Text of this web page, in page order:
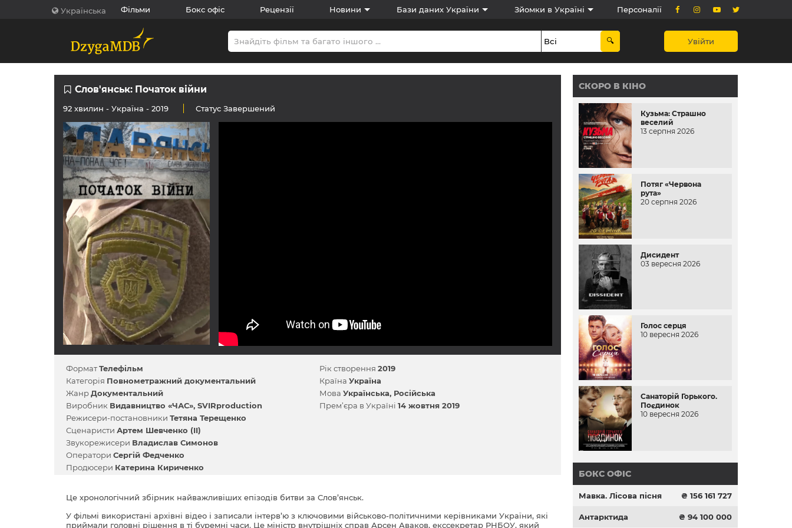
Українська Фільми Бокс офіс Рецензії Новини Бази даних України Зйомки в Україні Персоналії
Увійти
Слов'янськ: Початок війни
92 хвилин - Україна - 2019 Статус Завершений
ФорматТелефільм
Категорія Повнометражний документальний
ЖанрДокументальний
Виробник Видавництво «ЧАС» SVIRproduction
Режисери-постановники Тетяна Терещенко
Сценаристи Артем Шевченко (II)
Звукорежисери Владислав Симонов
Оператори Сергій Федченко
Продюсери Катерина Кириченко
Рік створення 2019
Країна Україна
Мова Українська Російська
Прем’єра в Україні 14 жовтня 2019
Це хронологічний збірник найважливіших епізодів битви за Слов’янськ.
У фільмі використані архівні відео і записали інтерв’ю з ключовими військово-політичними керівниками України, які
приймали головні рішення в ті буремні часи. Це міністр внутрішніх справ Арсен Аваков, екссекретар РНБОУ, який
СКОРО В КІНО
Кузьма: Страшно
веселий
13 серпня 2026
Потяг «Червона
рута»
20 серпня 2026
Дисидент
03 вересня 2026
Голос серця
10 вересня 2026
Санаторій Горького.
Поєдинок
10 вересня 2026
БОКС ОФІС
Мавка. Лісова пісня ₴ 156 161 727
Антарктида ₴ 94 100 000